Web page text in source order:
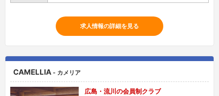
求人情報の詳細を見る
CAMELLIA - カメリア
広島・流川の会員制クラブ